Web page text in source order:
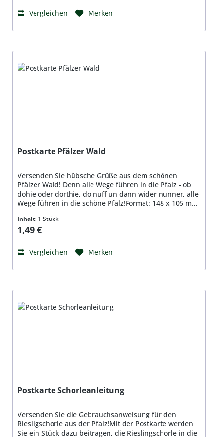
Vergleichen Merken
Postkarte Pfälzer Wald
Versenden Sie hübsche Grüße aus dem schönen
Pfälzer Wald! Denn alle Wege führen in die Pfalz - ob
dohie oder dorthie, do nuff un dann wider nunner, alle
Wege führen in die schöne Pfalz!Format: 148 x 105 mm,
bedruckt, hochglanzbeschichtetAuf Anfrage auch als
A3 Poster erhältlich!
Inhalt: 1 Stück
Regulärer Preis:
1,49 €
Vergleichen Merken
Postkarte Schorleanleitung
Versenden Sie die Gebrauchsanweisung für den
Riesligschorle aus der Pfalz!Mit der Postkarte werden
Sie ein Stück dazu beitragen, die Rieslingschorle in die